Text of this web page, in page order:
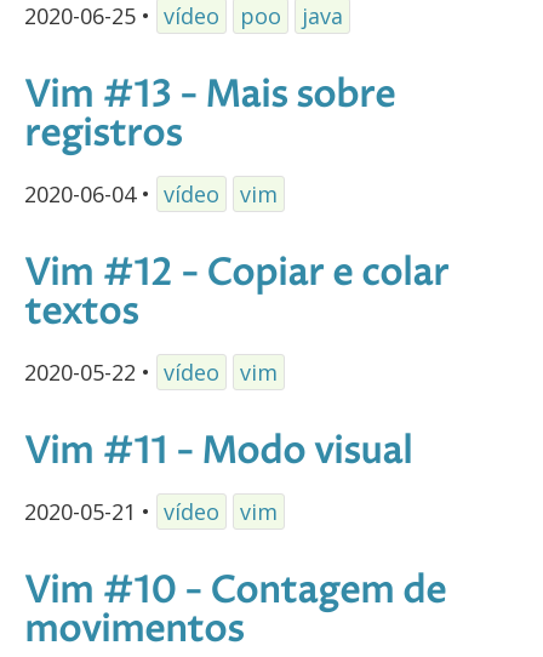
2020-06-25 • vídeo poo java
Vim #13 - Mais sobre
registros
2020-06-04 • vídeo vim
Vim #12 - Copiar e colar
textos
2020-05-22 • vídeo vim
Vim #11 - Modo visual
2020-05-21 • vídeo vim
Vim #10 - Contagem de
movimentos